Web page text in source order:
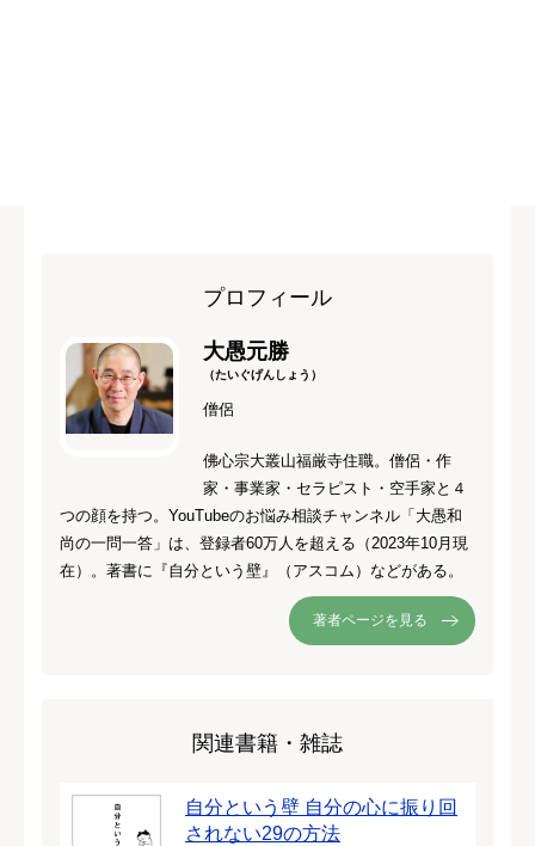
プロフィール
大愚元勝
（たいぐげんしょう）
僧侶
佛心宗大叢山福厳寺住職。僧侶・作
家・事業家・セラピスト・空手家と４
つの顔を持つ。YouTubeのお悩み相談チャンネル「大愚和
尚の一問一答」は、登録者60万人を超える（2023年10月現
在）。著書に『自分という壁』（アスコム）などがある。
著者ページを見る
関連書籍・雑誌
自分という壁 自分の心に振り回
されない29の方法